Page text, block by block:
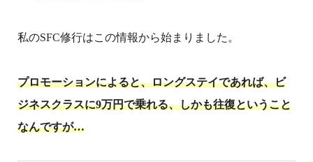
私のSFC修行はこの情報から始まりました。
プロモーションによると、ロングステイであれば、ビ
ジネスクラスに9万円で乗れる、しかも往復ということ
なんですが…